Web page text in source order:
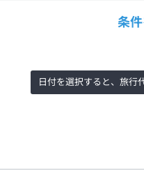
日付を選択すると、旅行